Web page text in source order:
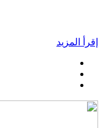
إقرأ المزيد